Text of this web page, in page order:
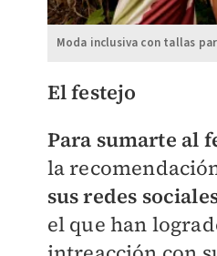
Moda inclusiva con tallas
El festejo
Para sumarte al
la
sus redes
el que han